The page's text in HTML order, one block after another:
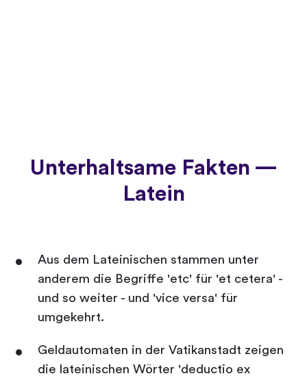
Unterhaltsame Fakten —
Latein
Aus dem Lateinischen stammen unter
anderem die Begriffe 'etc' für 'et cetera' -
und so weiter - und 'vice versa' für
umgekehrt.
Geldautomaten in der Vatikanstadt zeigen
die lateinischen Wörter 'deductio ex